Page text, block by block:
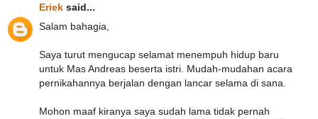
Eriek said...
Salam bahagia,
Saya turut mengucap selamat menempuh hidup baru
untuk Mas Andreas beserta istri. Mudah-mudahan acara
pernikahannya berjalan dengan lancar selama di sana.
Mohon maaf kiranya saya sudah lama tidak pernah